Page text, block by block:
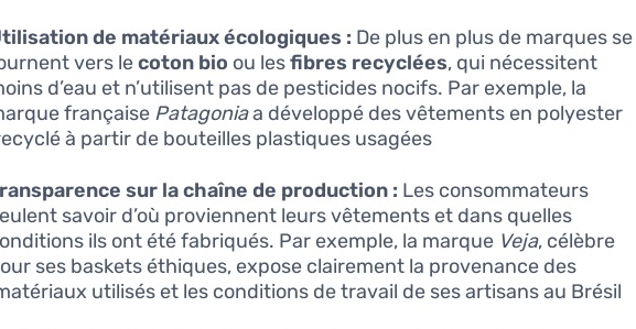
de matériaux écologiques : De plus en plus de marques se
vers lecoton bio ou lesfibres recyclées, qui nécessitent
d’eau et n’utilisent pas de pesticides nocifs. Par exemple, la
française Patagoniaa développé des vêtements en polyester
à partir de bouteilles plastiques usagées.
sur la chaîne de production : Les consommateurs
savoir d’où proviennent leurs vêtements et dans quelles
ils ont été fabriqués. Par exemple, la marque Veja, célèbre
ses baskets éthiques, expose clairement la provenance des
utilisés et les conditions de travail de ses artisans au Brésil.